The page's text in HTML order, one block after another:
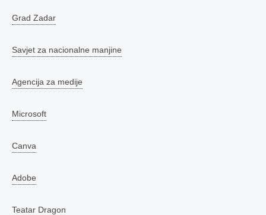
Grad Zadar
Savjet za nacionalne manjine
Agencija za medije
Microsoft
Canva
Adobe
Teatar Dragon